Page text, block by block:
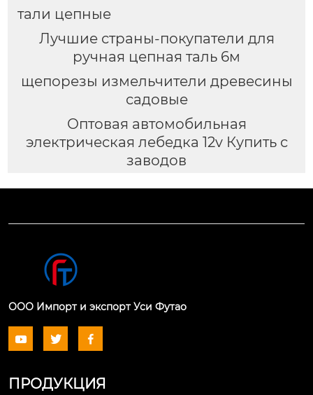
тали цепные
Лучшие страны-покупатели для
ручная цепная таль 6м
щепорезы измельчители древесины
садовые
Оптовая автомобильная
электрическая лебедка 12v Купить с
заводов
ООО Импорт и экспорт Уси Футао
  
ПРОДУКЦИЯ